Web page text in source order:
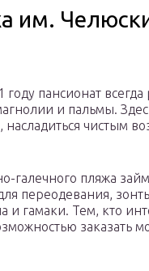
им.
пансионат
и пальмы.
чистым
галечного пляжа
переодевания,
и гамаки. Тем, кто
заказать